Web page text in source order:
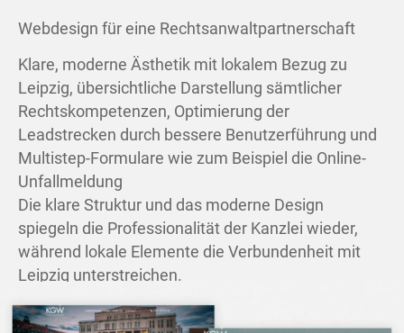
Webdesign für eine Rechtsanwaltpartnerschaft
Klare, moderne Ästhetik mit lokalem Bezug zu
Leipzig, übersichtliche Darstellung sämtlicher
Rechtskompetenzen, Optimierung der
Leadstrecken durch bessere Benutzerführung und
Multistep-Formulare wie zum Beispiel die Online-
Unfallmeldung
Die klare Struktur und das moderne Design
spiegeln die Professionalität der Kanzlei wieder,
während lokale Elemente die Verbundenheit mit
Leipzig unterstreichen.